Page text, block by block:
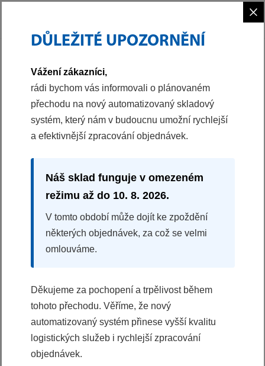
JEDNODVEŘOVÁ CHLADNIČKA
PSB 401 X CUBE
Energetická třída F
Mechanické ovládání
Klimatická třída N/ST
Dveřní poličky
Historický produkt
×
DŮLEŽITÉ UPOZORNĚNÍ
Vážení zákazníci,
rádi bychom vás informovali o plánovaném
přechodu na nový automatizovaný skladový
systém, který nám v budoucnu umožní rychlejší
a efektivnější zpracování objednávek.
Náš sklad funguje v omezeném
režimu až do 10. 8. 2026.
V tomto období může dojít ke zpoždění
některých objednávek, za což se velmi
omlouváme.
Děkujeme za pochopení a trpělivost během
tohoto přechodu. Věříme, že nový
automatizovaný systém přinese vyšší kvalitu
logistických služeb i rychlejší zpracování
objednávek.